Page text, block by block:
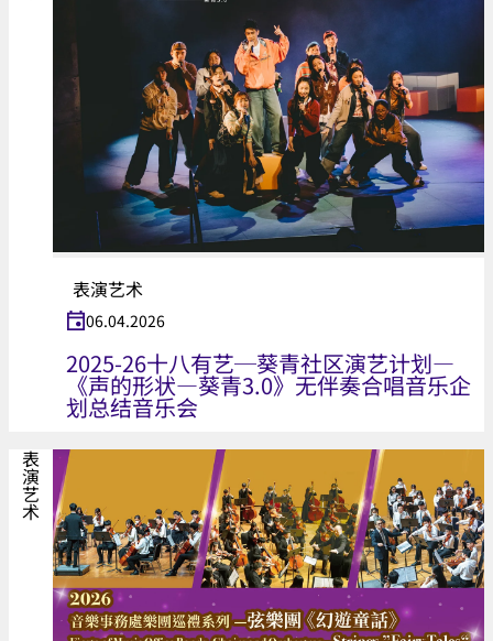
表演艺术
06.04.2026
2025-26十八有艺─葵青社区演艺计划—
《声的形状—葵青3.0》无伴奏合唱音乐企
划总结音乐会
表演艺术